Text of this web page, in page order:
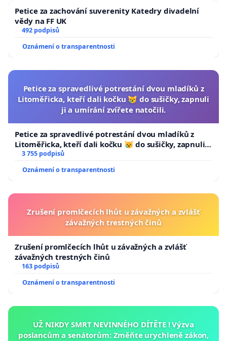
Petice za zachování suverenity Katedry divadelní
vědy na FF UK
492 podpisů
Oznámení o transparentnosti
Petice za spravedlivé potrestání dvou mladíků z
Litoměřicka, kteří dali kočku 😿 do sušičky, zapnuli
ji a umírání zvířete natočili.
Petice za spravedlivé potrestání dvou mladíků z
Litoměřicka, kteří dali kočku 😿 do sušičky, zapnuli ji
a umírání zvířete natočili.
3 755 podpisů
Oznámení o transparentnosti
Zrušení promlčecích lhůt u závažných a zvlášť
závažných trestných činů
Zrušení promlčecích lhůt u závažných a zvlášť
závažných trestných činů
163 podpisů
Oznámení o transparentnosti
UŽ NIKDY SMRT NEVINNÉHO DÍTĚTE ! Výzva
poslancům a senátorům: Změňte urychleně zákon,